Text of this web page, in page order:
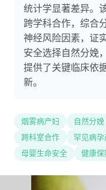
统计学显著差异。
跨学科合作，综合
神经风险因素，证
安全选择自然分娩
提供了关键临床依
新。
烟雾病产妇 自然分娩
跨科室合作
罕见病
母婴生命安全
健康保